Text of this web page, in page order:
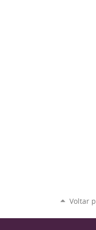
Voltar